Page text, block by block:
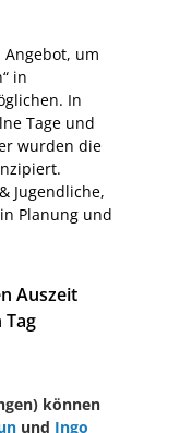
Angebot, um
in
In
Tage und
wurden die
Jugendliche,
Planung und
Auszeit
können
und Ingo